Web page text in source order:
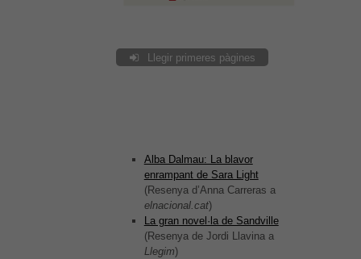
Llegir primeres pàgines
Alba Dalmau: La blavor
enrampant de Sara Light
(Resenya d’Anna Carreras a
elnacional.cat)
La gran novel·la de Sandville
(Resenya de Jordi Llavina a
Llegim)